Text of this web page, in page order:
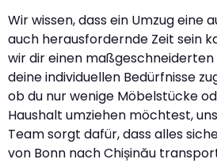
Wir wissen, dass ein Umzug eine
auch herausfordernde Zeit sein
wir dir einen maßgeschneiderten
deine individuellen Bedürfnisse
ob du nur wenige Möbelstücke
Haushalt umziehen möchtest,
Team sorgt dafür, dass alles
von Bonn nach Chișinău